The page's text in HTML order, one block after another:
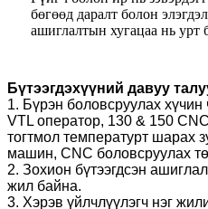
бөгөөд даралт болон
ашиглалтын хугацаа нь урт
Бүтээгдэхүүний давуу
1. Бүрэн боловсруулах
VTL оператор, 130 & 150
тогтмол температурт шарах
машин, CNC боловсруулах
2. Зохион бүтээгдсэн
жил байна.
3. Хэрэв үйлчлүүлэгч нэг